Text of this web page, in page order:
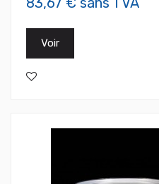
Voir